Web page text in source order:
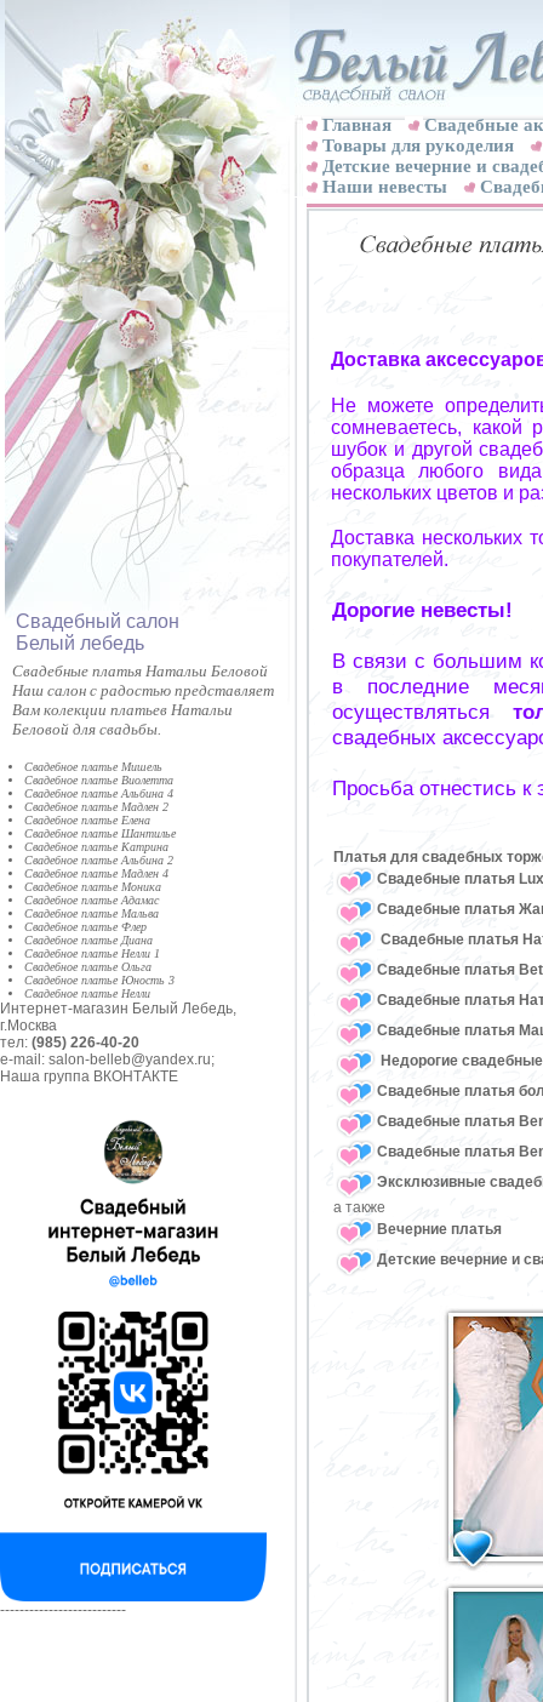
Cвадебный салон
Белый лебедь
Свадебные платья Натальи Беловой
Наш салон с радостью представляет
Вам колекции платьев Натальи
Беловой для свадьбы.
Свадебное платье Мишель
Свадебное платье Виолетта
Свадебное платье Альбина 4
Свадебное платье Мадлен 2
Свадебное платье Елена
Свадебное платье Шантилье
Свадебное платье Катрина
Свадебное платье Альбина 2
Свадебное платье Мадлен 4
Свадебное платье Моника
Свадебное платье Адамас
Свадебное платье Мальва
Свадебное платье Флер
Свадебное платье Диана
Свадебное платье Нелли 1
Свадебное платье Ольга
Свадебное платье Юность 3
Свадебное платье Нелли
Интернет-магазин Белый Лебедь,
г.Москва
тел: (985) 226-40-20
e-mail: salon-belleb@yandex.ru;
Наша группа ВКОНТАКТЕ
--------------------------
Главная
Свадебные
Товары для рукоделия
Детские вечерние и
Наши невесты
Доставка
Не можете
сомневаетесь, какой
шубок и другой
образца любого
нескольких цветов и
Доставка нескольких
покупателей.
Дорогие невесты!
В связи с большим
в последние
осуществляться
свадебных
Просьба отнестись
Платья для свадебных
Свадебные платья
Свадебные платья
Свадебные платья
Свадебные платья
Свадебные платья
Свадебные платья
Недорогие
Свадебные платья
Свадебные платья
Свадебные платья
Эксклюзивные
а также
Вечерние платья
Детские вечерние и